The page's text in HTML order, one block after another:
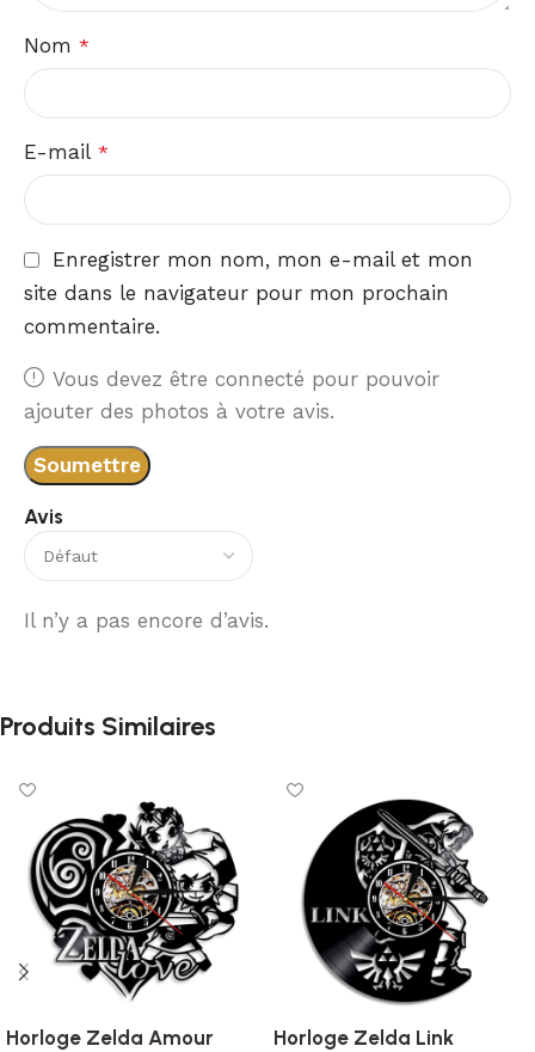
Avis
Il n’y a pas encore d’avis.
Nom *
E-mail *
Enregistrer mon nom, mon e-mail et mon
site dans le navigateur pour mon prochain
commentaire.
Vous devez être connecté pour pouvoir
ajouter des photos à votre avis.
Produits Similaires
Horloge Zelda Amour Horloge Zelda Link